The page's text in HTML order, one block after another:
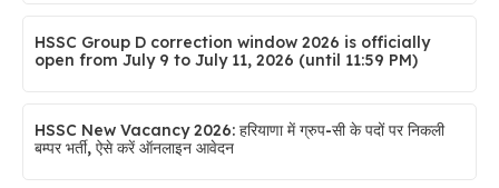
HSSC Group D correction window 2026 is officially
open from July 9 to July 11, 2026 (until 11:59 PM)
HSSC New Vacancy 2026: हरियाणा में ग्रुप-सी के पदों पर निकली
बम्पर भर्ती, ऐसे करें ऑनलाइन आवेदन